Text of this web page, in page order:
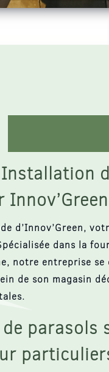
d’Innov’Green,
dans la
notre entreprise
de son magasin
parasols